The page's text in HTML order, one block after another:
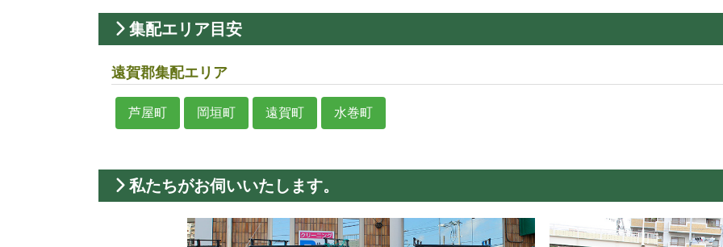
集配エリア目安
遠賀郡集配エリア
芦屋町 岡垣町 遠賀町 水巻町
私たちがお伺いいたします。